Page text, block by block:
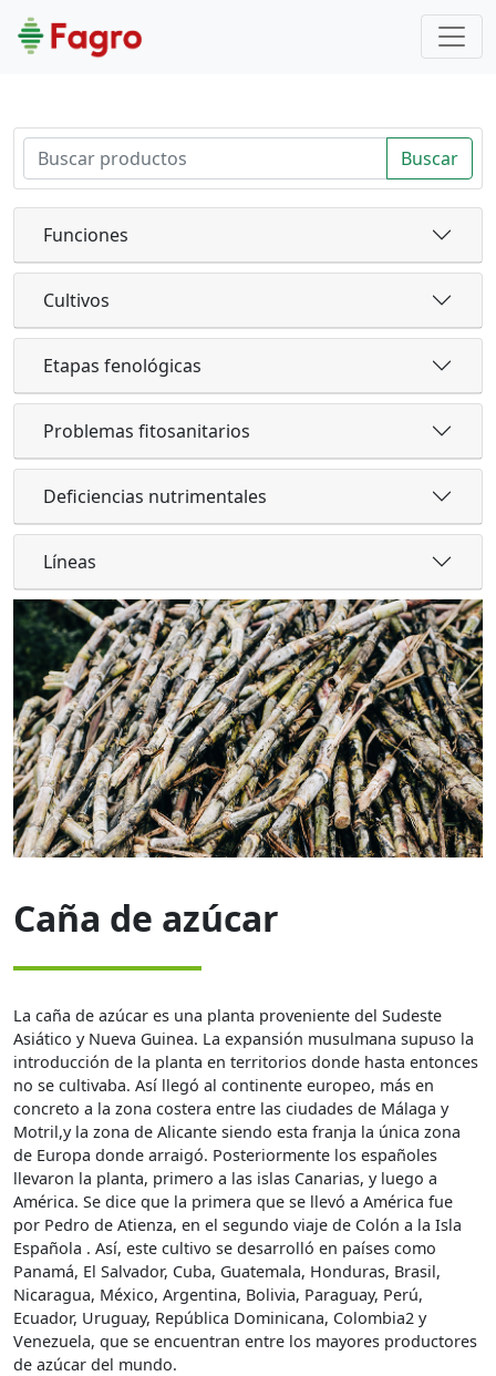
Buscar
Funciones
Cultivos
Etapas fenológicas
Problemas fitosanitarios
Deficiencias nutrimentales
Líneas
Caña de azúcar
La caña de azúcar es una planta proveniente del Sudeste
Asiático y Nueva Guinea. La expansión musulmana supuso la
introducción de la planta en territorios donde hasta entonces
no se cultivaba. Así llegó al continente europeo, más en
concreto a la zona costera entre las ciudades de Málaga y
Motril,y la zona de Alicante siendo esta franja la única zona
de Europa donde arraigó. Posteriormente los españoles
llevaron la planta, primero a las islas Canarias, y luego a
América. Se dice que la primera que se llevó a América fue
por Pedro de Atienza, en el segundo viaje de Colón a la Isla
Española . Así, este cultivo se desarrolló en países como
Panamá, El Salvador, Cuba, Guatemala, Honduras, Brasil,
Nicaragua, México, Argentina, Bolivia, Paraguay, Perú,
Ecuador, Uruguay, República Dominicana, Colombia2​ y
Venezuela, que se encuentran entre los mayores productores
de azúcar del mundo.